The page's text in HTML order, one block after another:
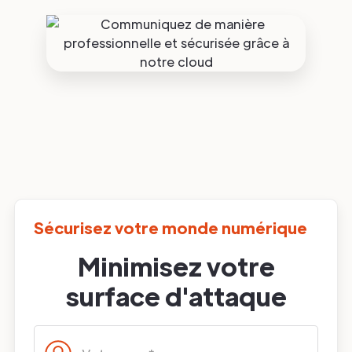
Sécurisez votre monde numérique
Minimisez votre
surface d'attaque